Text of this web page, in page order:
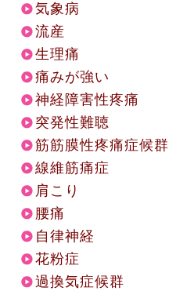
気象病
流産
生理痛
痛みが強い
神経障害性疼痛
突発性難聴
筋筋膜性疼痛症候群
線維筋痛症
肩こり
腰痛
自律神経
花粉症
過換気症候群